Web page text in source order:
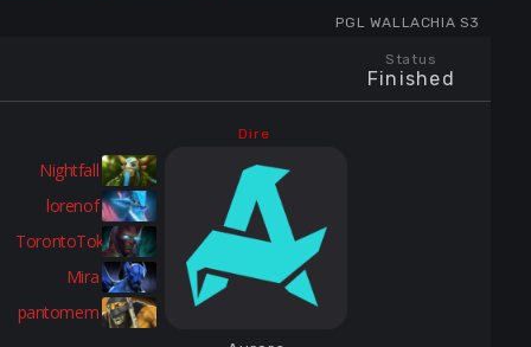
PGL WALLACHIA S3
Status
Finished
Nightfall
lorenof
TorontoTokyo
Mira
pantomem
Dire